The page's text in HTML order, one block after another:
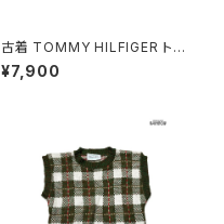
古着 TOMMY HILFIGER トミ
ーヒルフィガー 前開き 総柄 ペ
イズリー柄 コットン100％ 長袖
¥7,900